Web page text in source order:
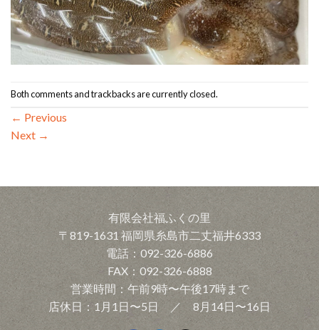
Both comments and trackbacks are currently closed.
← Previous
Next →
有限会社福ふくの里
〒819-1631 福岡県糸島市二丈福井6333
電話：092-326-6886
FAX：092-326-6888
営業時間：午前9時〜午後17時まで
店休日：1月1日〜5日 ／ 8月14日〜16日